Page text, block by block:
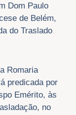
Dom Paulo
de Belém,
do Traslado
Romaria
predicada por
Emérito, às
no